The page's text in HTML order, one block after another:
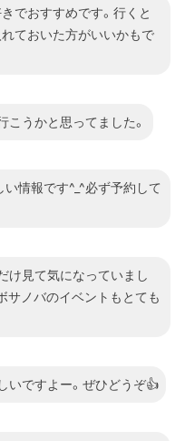
すめスポットも合わせてご
でおすすめです。行くと
ておいた方がいいかもで
こうかと思ってました。
情報です^_^必ず予約して
け見て気になっていまし
サノバのイベントもとても
いですよー。ぜひどうぞ👍